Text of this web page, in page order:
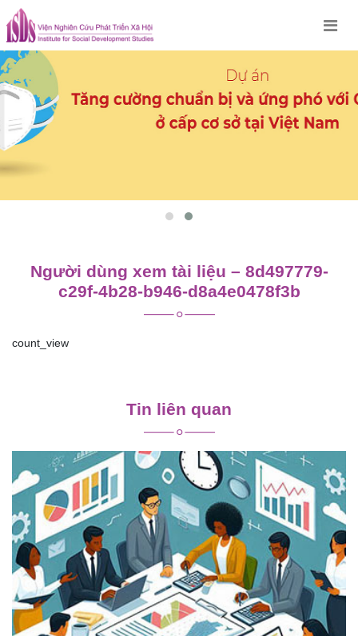
Skip
to
content
Người dùng xem tài liệu – 8d497779-
c29f-4b28-b946-d8a4e0478f3b
count_view
viết
Tin liên quan